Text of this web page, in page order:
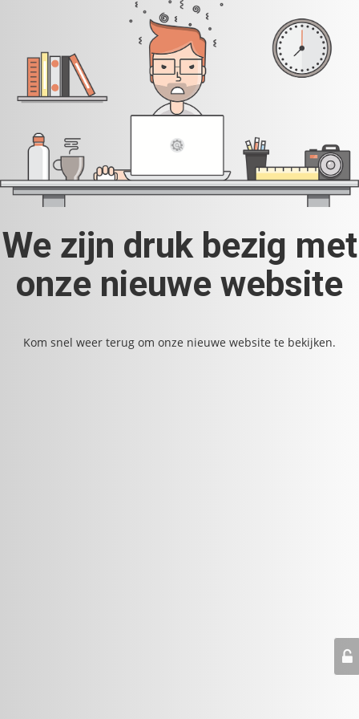
We zijn druk bezig met
onze nieuwe website
Kom snel weer terug om onze nieuwe website te bekijken.